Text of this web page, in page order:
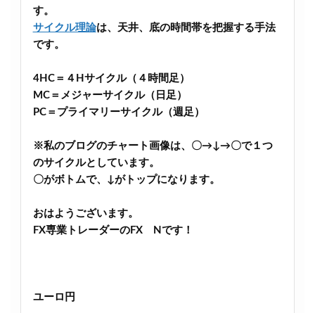
す。
サイクル理論は、天井、底の時間帯を把握する手法
です。
4HC＝４Hサイクル（４時間足）
MC＝メジャーサイクル（日足）
PC＝プライマリーサイクル（週足）
※私のブログのチャート画像は、〇→↓→〇で１つ
のサイクルとしています。
〇がボトムで、↓がトップになります。
おはようございます。
FX専業トレーダーのFX Nです！
ユーロ円